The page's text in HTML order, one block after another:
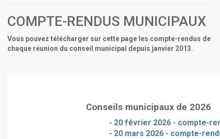
COMPTE-RENDUS MUNICIPAUX
Vous pouvez télécharger sur cette page les compte-rendus de
chaque réunion du conseil municipal depuis janvier 2013.
Conseils municipaux de 2026
- 20 février 2026 - compte-
- 20 mars 2026 - compte-